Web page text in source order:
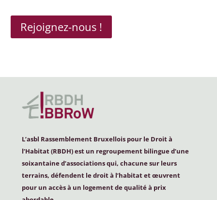
Rejoignez-nous !
L’asbl Rassemblement Bruxellois pour le Droit à
l’Habitat (RBDH) est un regroupement bilingue d’une
soixantaine d’associations qui, chacune sur leurs
terrains, défendent le droit à l’habitat et œuvrent
pour un accès à un logement de qualité à prix